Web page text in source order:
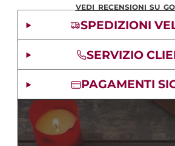
VEDI RECENSIONI SU
SPEDIZIONI
SERVIZIO
PAGAMENTI